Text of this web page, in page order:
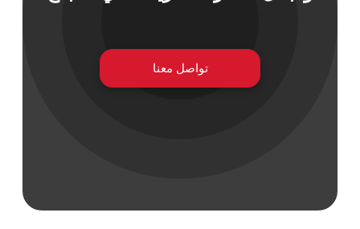
تواصل معنا